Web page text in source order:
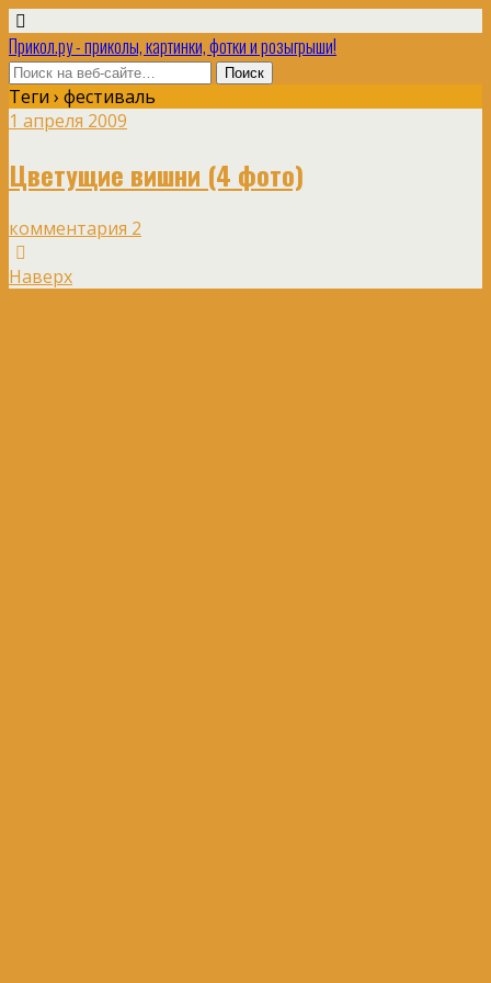
Прикол.ру - приколы, картинки, фотки и розыгрыши!
Теги › фестиваль
1 апреля 2009
Цветущие вишни (4 фото)
комментария 2
Наверх